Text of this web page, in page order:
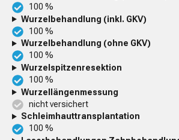
100 %
Wurzelbehandlung (inkl. GKV)
100 %
Wurzelbehandlung (ohne GKV)
100 %
Wurzelspitzenresektion
100 %
Wurzellängenmessung
nicht versichert
Schleimhauttransplantation
100 %